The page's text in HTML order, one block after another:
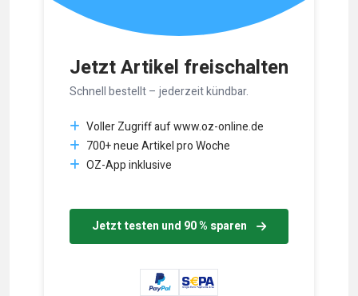
Jetzt Artikel freischalten
Schnell bestellt – jederzeit kündbar.
Voller Zugriff auf www.oz-online.de
700+ neue Artikel pro Woche
OZ-App inklusive
Jetzt testen und 90 % sparen